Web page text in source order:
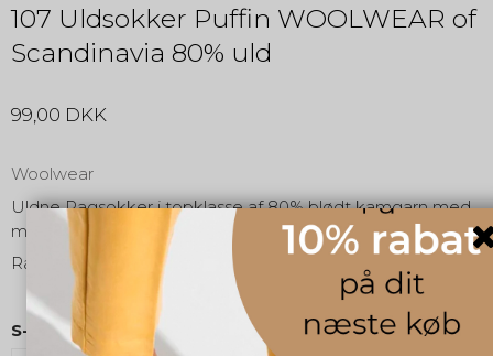
107 Uldsokker Puffin WOOLWEAR of
Scandinavia 80% uld
99,00 DKK
Woolwear
Uldne Ragsokker i topklasse af 80% blødt kamgarn med
motivet af en puffin.
Ragsokkerne har lille vævet færøsk flag.
S-M-L: